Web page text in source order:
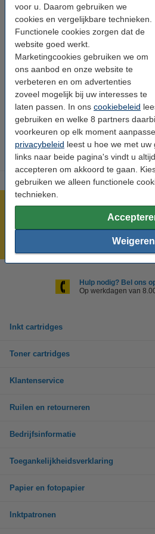
voor u. Daarom gebruiken we
cookies en vergelijkbare technieken.
Functionele cookies zorgen dat de
website goed werkt.
Marketingcookies gebruiken we om
ons aanbod en onze website te
verbeteren en om advertenties
zoveel mogelijk bij uw interesses te
laten passen. In ons cookiebeleid
gebruiken en welke 8 partners
voorkeuren op elk moment
privacybeleid leest u hoe we met
links naar beide pagina's vindt u
accepteren om akkoord te gaan.
gebruiken we alleen functionele
technieken.
Weigeren
EAN-code: -
Ons artikelnr: 071442
Tip: papier meebestellen
123inkt kopieerpapier 1
80 grams FSC® Mix Credit
€ 33,50
Meer dan 5 miljoen klanten!
Voor 23.59 uur besteld, morgen in
Hulp nodig? Bel ons
Op werkdagen van
Inkt cartridges
Toner cartridges
Klantenservice
Ruilen en retourneren
Bedrijfsinformatie
Toegankelijkheidsverklaring
Papier en fotopapier
Inktpatronen